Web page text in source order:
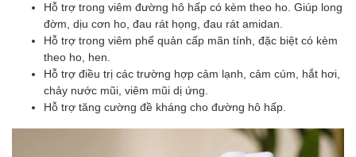
Hỗ trợ trong viêm đường hô hấp có kèm theo ho. Giúp long
đờm, dịu cơn ho, đau rát họng, đau rát amidan.
Hỗ trợ trong viêm phế quản cấp mãn tính, đặc biệt có kèm
theo ho, hen.
Hỗ trợ điều trị các trường hợp cảm lạnh, cảm cúm, hắt hơi,
chảy nước mũi, viêm mũi dị ứng.
Hỗ trợ tăng cường đề kháng cho đường hô hấp.